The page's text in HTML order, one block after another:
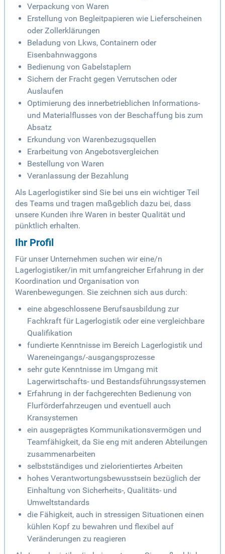
Verpackung von Waren
Erstellung von Begleitpapieren wie Lieferscheinen
oder Zollerklärungen
Beladung von Lkws, Containern oder
Eisenbahnwaggons
Bedienung von Gabelstaplern
Sichern der Fracht gegen Verrutschen oder
Auslaufen
Optimierung des innerbetrieblichen Informations-
und Materialflusses von der Beschaffung bis zum
Absatz
Erkundung von Warenbezugsquellen
Erarbeitung von Angebotsvergleichen
Bestellung von Waren
Veranlassung der Bezahlung
Als Lagerlogistiker sind Sie bei uns ein wichtiger Teil
des Teams und tragen maßgeblich dazu bei, dass
unsere Kunden ihre Waren in bester Qualität und
pünktlich erhalten.
Ihr Profil
Für unser Unternehmen suchen wir eine/n
Lagerlogistiker/in mit umfangreicher Erfahrung in der
Koordination und Organisation von
Warenbewegungen. Sie zeichnen sich aus durch:
eine abgeschlossene Berufsausbildung zur
Fachkraft für Lagerlogistik oder eine vergleichbare
Qualifikation
fundierte Kenntnisse im Bereich Lagerlogistik und
Wareneingangs/-ausgangsprozesse
sehr gute Kenntnisse im Umgang mit
Lagerwirtschafts- und Bestandsführungssystemen
Erfahrung in der fachgerechten Bedienung von
Flurförderfahrzeugen und eventuell auch
Kransystemen
ein ausgeprägtes Kommunikationsvermögen und
Teamfähigkeit, da Sie eng mit anderen Abteilungen
zusammenarbeiten
selbstständiges und zielorientiertes Arbeiten
hohes Verantwortungsbewusstsein bezüglich der
Einhaltung von Sicherheits-, Qualitäts- und
Umweltstandards
die Fähigkeit, auch in stressigen Situationen einen
kühlen Kopf zu bewahren und flexibel auf
Veränderungen zu reagieren